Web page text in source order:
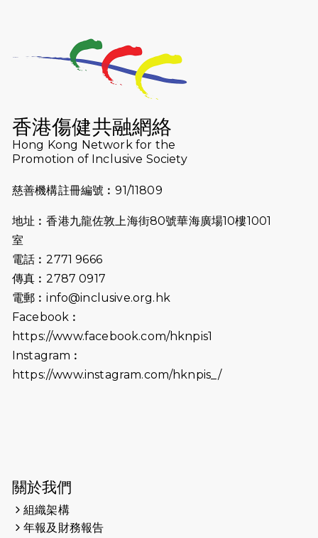
2026-07-23
猛龍長跑隊恆常練習 - 7月23日
（19:00開始）
猛龍長跑隊恆常練習 - 7月16日
2026-07-10
【猛龍戈壁118公里分享暨香港傷健共
融網絡15周年晚宴】
2026-07-09
猛龍長跑隊恆常練習 - 7月9日（19:00
2026-07-02
2026-06-25
（19:00開始）
2026-06-18
猛龍長跑隊恆常練習 - 6月18日
2026-06-11
猛龍長跑隊恆常練習 - 6月11日（19:00
2026-05-28
2026-05-22
香港傷健共融網絡
Hong Kong Network for the
Promotion of Inclusive Society
慈善機構註冊編號︰91/11809
地址︰香港九龍佐敦上海街80號華海廣場10樓1001
室
電話︰2771 9666
傳真︰2787 0917
電郵︰info@inclusive.org.hk
Facebook︰
https://www.facebook.com/hknpis1
Instagram︰
https://www.instagram.com/hknpis_/
關於我們
組織架構
年報及財務報告